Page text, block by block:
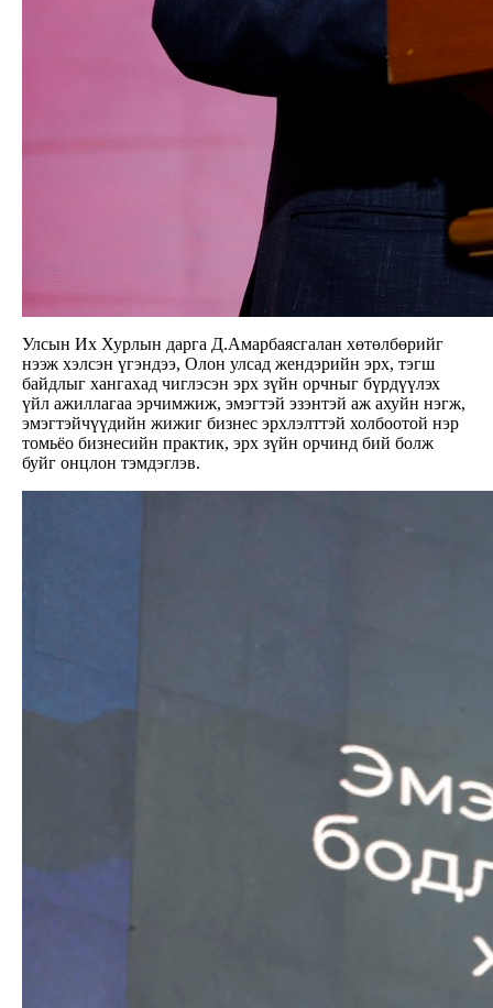
Улсын Их Хурлын дарга Д.Амарбаясгалан хөтөлбөрийг
нээж хэлсэн үгэндээ, Олон улсад жендэрийн эрх, тэгш
байдлыг хангахад чиглэсэн эрх зүйн орчныг бүрдүүлэх
үйл ажиллагаа эрчимжиж, эмэгтэй эзэнтэй аж ахуйн нэгж,
эмэгтэйчүүдийн жижиг бизнес эрхлэлттэй холбоотой нэр
томьёо бизнесийн практик, эрх зүйн орчинд бий болж
буйг онцлон тэмдэглэв.